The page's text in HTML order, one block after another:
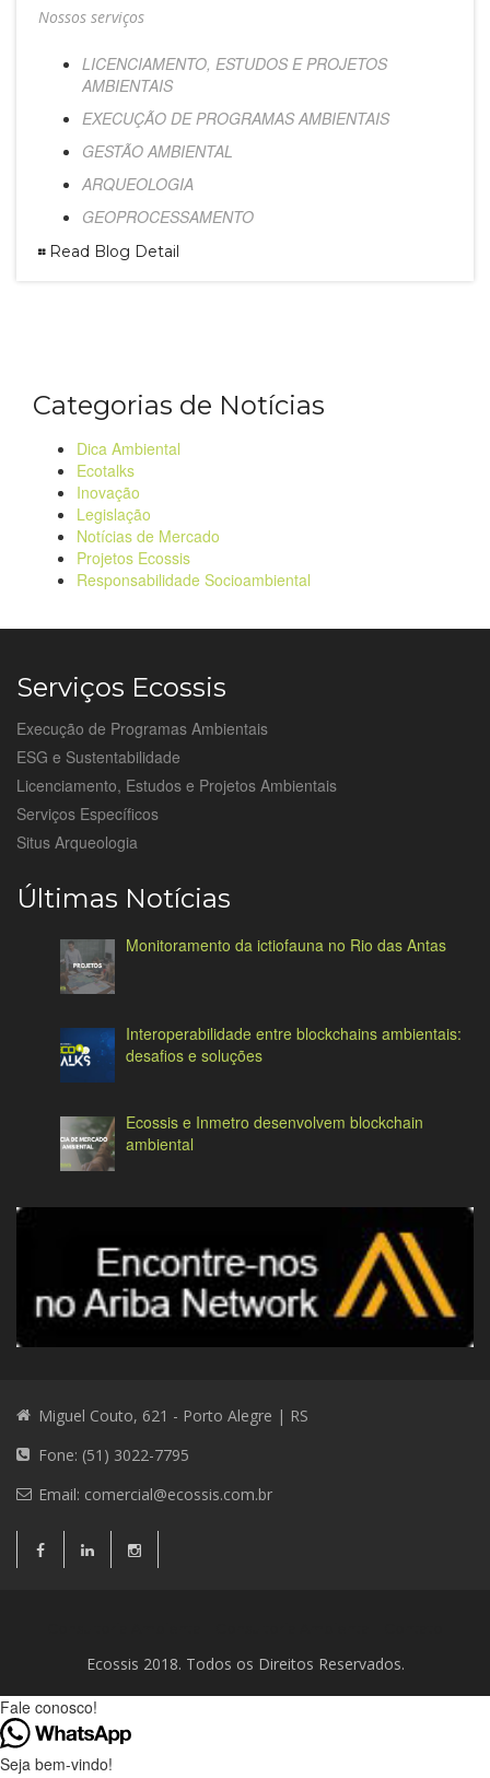
Nossos serviços
LICENCIAMENTO, ESTUDOS E PROJETOS
AMBIENTAIS
EXECUÇÃO DE PROGRAMAS AMBIENTAIS
GESTÃO AMBIENTAL
ARQUEOLOGIA
GEOPROCESSAMENTO
Read Blog Detail
Categorias de Notícias
Dica Ambiental
Ecotalks
Inovação
Legislação
Notícias de Mercado
Projetos Ecossis
Responsabilidade Socioambiental
Serviços Ecossis
Execução de Programas Ambientais
ESG e Sustentabilidade
Licenciamento, Estudos e Projetos Ambientais
Serviços Específicos
Situs Arqueologia
Últimas Notícias
Monitoramento da ictiofauna no Rio das Antas
Interoperabilidade entre blockchains ambientais:
desafios e soluções
Ecossis e Inmetro desenvolvem blockchain
ambiental
Miguel Couto, 621 - Porto Alegre | RS
Fone: (51) 3022-7795
Email: comercial@ecossis.com.br
Ecossis 2018. Todos os Direitos Reservados.
Fale conosco!
Seja bem-vindo!